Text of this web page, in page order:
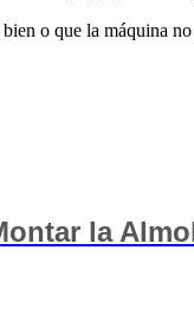
o que la máquina
la